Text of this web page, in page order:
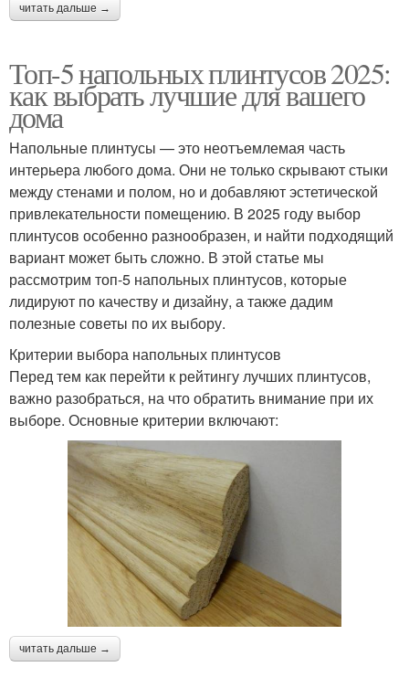
читать дальше →
Топ-5 напольных плинтусов 2025:
как выбрать лучшие для вашего
дома
Напольные плинтусы — это неотъемлемая часть
интерьера любого дома. Они не только скрывают стыки
между стенами и полом, но и добавляют эстетической
привлекательности помещению. В 2025 году выбор
плинтусов особенно разнообразен, и найти подходящий
вариант может быть сложно. В этой статье мы
рассмотрим топ-5 напольных плинтусов, которые
лидируют по качеству и дизайну, а также дадим
полезные советы по их выбору.
Критерии выбора напольных плинтусов
Перед тем как перейти к рейтингу лучших плинтусов,
важно разобраться, на что обратить внимание при их
выборе. Основные критерии включают:
читать дальше →